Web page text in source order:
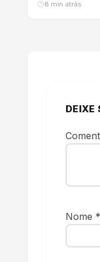
8 min atrás
DEIXE
Nome *